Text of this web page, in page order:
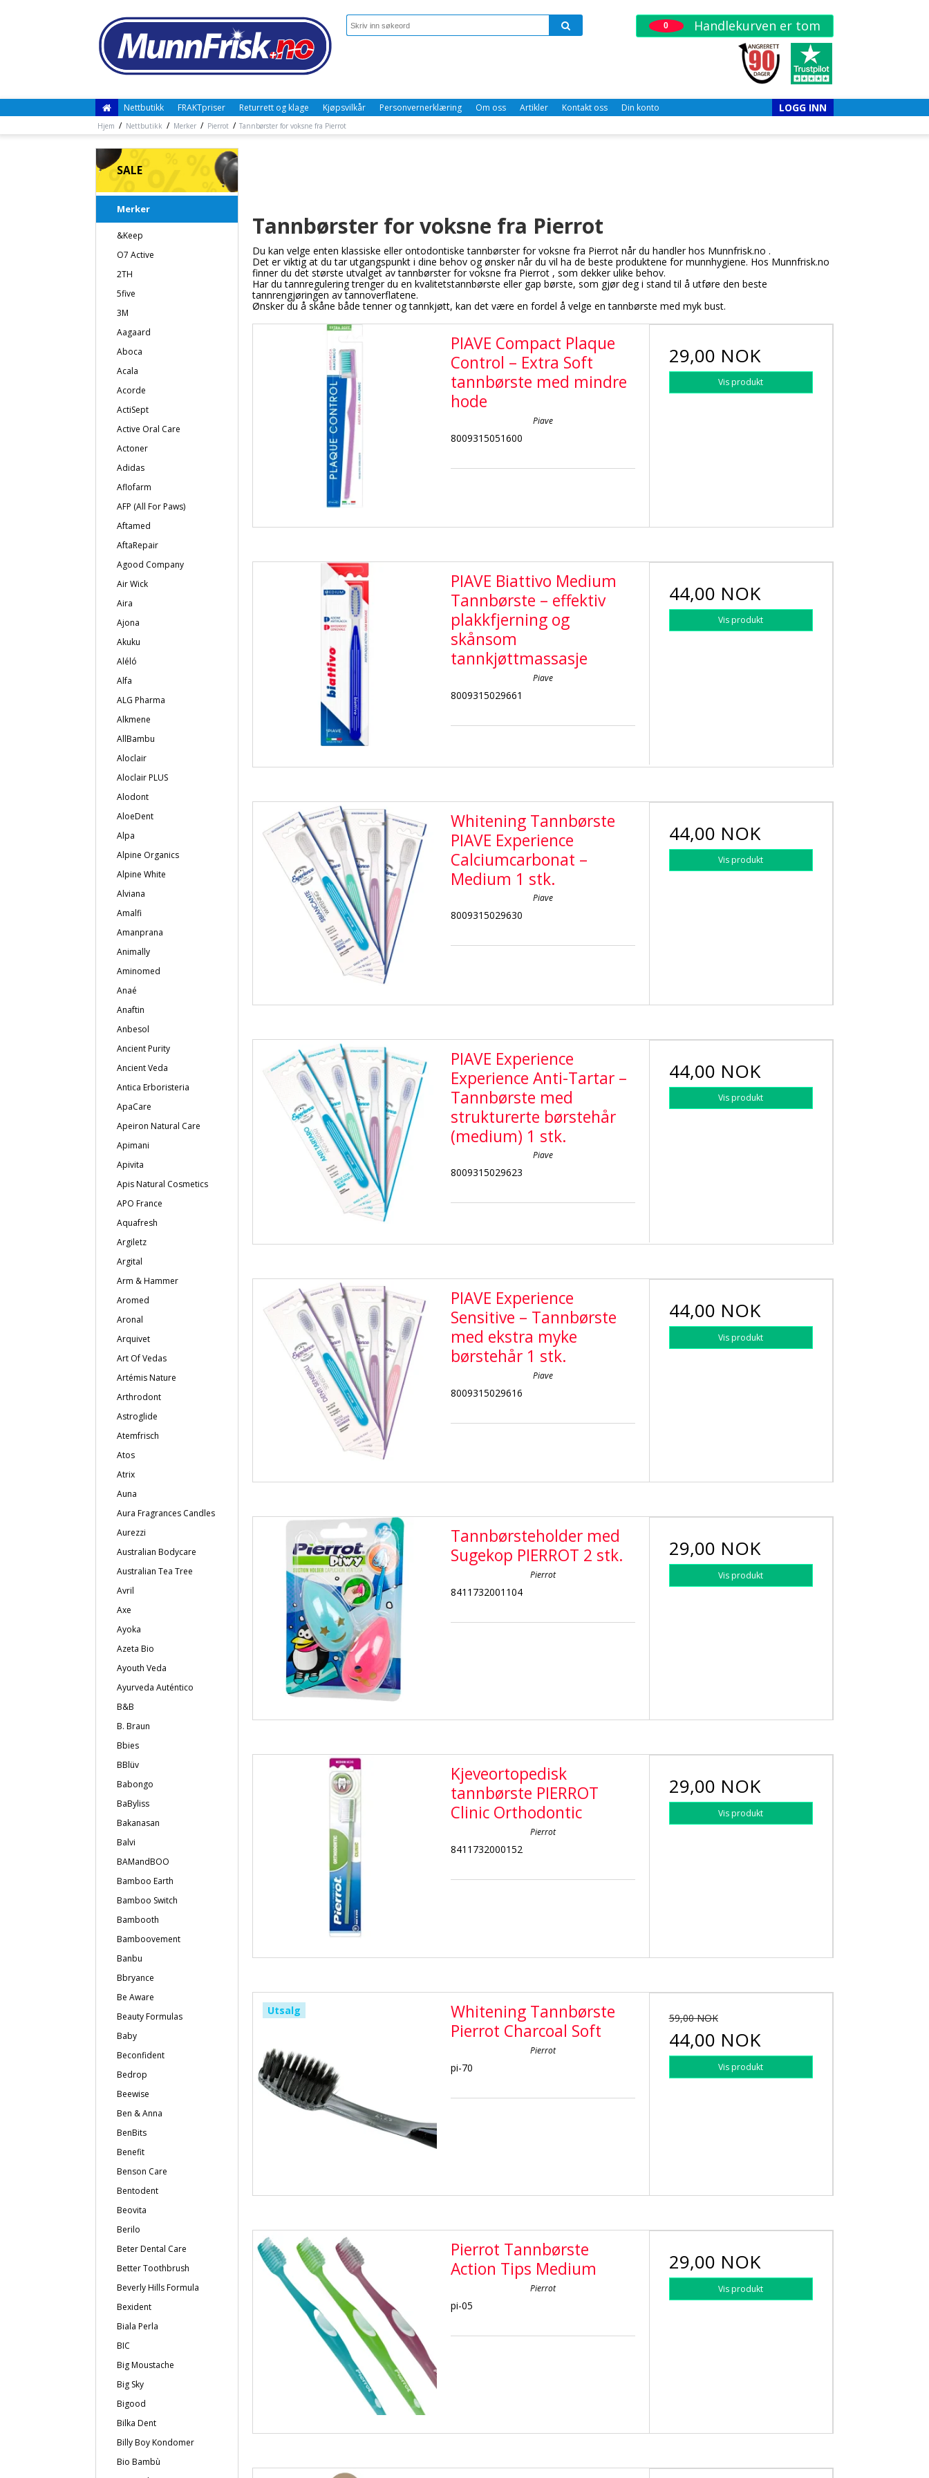
0 Handlekurven er tom
Nettbutikk FRAKTpriser Returrett og klage Kjøpsvilkår Personvernerklæring Om oss Artikler Kontakt oss Din konto LOGG INN
Hjem / Nettbutikk / Merker / Pierrot / Tannbørster for voksne fra Pierrot
SALE
Merker
&Keep
O7 Active
2TH
5five
3M
Aagaard
Aboca
Acala
Acorde
ActiSept
Active Oral Care
Actoner
Adidas
Aflofarm
AFP (All For Paws)
Aftamed
AftaRepair
Agood Company
Air Wick
Aira
Ajona
Akuku
Aléló
Alfa
ALG Pharma
Alkmene
AllBambu
Aloclair
Aloclair PLUS
Alodont
AloeDent
Alpa
Alpine Organics
Alpine White
Alviana
Amalfi
Amanprana
Animally
Aminomed
Anaé
Anaftin
Anbesol
Ancient Purity
Ancient Veda
Antica Erboristeria
ApaCare
Apeiron Natural Care
Apimani
Apivita
Apis Natural Cosmetics
APO France
Aquafresh
Argiletz
Argital
Arm & Hammer
Aromed
Aronal
Arquivet
Art Of Vedas
Artémis Nature
Arthrodont
Astroglide
Atemfrisch
Atos
Atrix
Auna
Aura Fragrances Candles
Aurezzi
Australian Bodycare
Australian Tea Tree
Avril
Axe
Ayoka
Azeta Bio
Ayouth Veda
Ayurveda Auténtico
B&B
B. Braun
Bbies
BBlüv
Babongo
BaByliss
Bakanasan
Balvi
BAMandBOO
Bamboo Earth
Bamboo Switch
Bambooth
Bamboovement
Banbu
Bbryance
Be Aware
Beauty Formulas
Baby
Beconfident
Bedrop
Beewise
Ben & Anna
BenBits
Benefit
Benson Care
Bentodent
Beovita
Berilo
Beter Dental Care
Better Toothbrush
Beverly Hills Formula
Bexident
Biala Perla
BIC
Big Moustache
Big Sky
Bigood
Bilka Dent
Billy Boy Kondomer
Bio Bambù
Tannbørster for voksne fra Pierrot
Du kan velge enten klassiske eller ontodontiske tannbørster for voksne fra Pierrot når du handler hos Munnfrisk.no .
Det er viktig at du tar utgangspunkt i dine behov og ønsker når du vil ha de beste produktene for munnhygiene. Hos Munnfrisk.no
finner du det største utvalget av tannbørster for voksne fra Pierrot , som dekker ulike behov.
Har du tannregulering trenger du en kvalitetstannbørste eller gap børste, som gjør deg i stand til å utføre den beste
tannrengjøringen av tannoverflatene.
Ønsker du å skåne både tenner og tannkjøtt, kan det være en fordel å velge en tannbørste med myk bust.
PIAVE Compact Plaque
Control – Extra Soft
tannbørste med mindre
hode
Piave
8009315051600
29,00 NOK
Vis produkt
PIAVE Biattivo Medium
Tannbørste – effektiv
plakkfjerning og
skånsom
tannkjøttmassasje
Piave
8009315029661
44,00 NOK
Vis produkt
Whitening Tannbørste
PIAVE Experience
Calciumcarbonat –
Medium 1 stk.
Piave
8009315029630
44,00 NOK
Vis produkt
PIAVE Experience
Experience Anti-Tartar –
Tannbørste med
strukturerte børstehår
(medium) 1 stk.
Piave
8009315029623
44,00 NOK
Vis produkt
PIAVE Experience
Sensitive – Tannbørste
med ekstra myke
børstehår 1 stk.
Piave
8009315029616
44,00 NOK
Vis produkt
Tannbørsteholder med
Sugekop PIERROT 2 stk.
Pierrot
8411732001104
29,00 NOK
Vis produkt
Kjeveortopedisk
tannbørste PIERROT
Clinic Orthodontic
Pierrot
8411732000152
29,00 NOK
Vis produkt
Utsalg
Whitening Tannbørste
Pierrot Charcoal Soft
Pierrot
pi-70
59,00 NOK
44,00 NOK
Vis produkt
Pierrot Tannbørste
Action Tips Medium
Pierrot
pi-05
29,00 NOK
Vis produkt